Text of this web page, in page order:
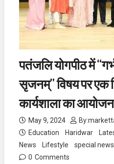
पतंजलि योगपीठ में
सृजनम्” विषय पर एक
कार्यशाला का आयोजन
May 9, 2024 By:
Education
Haridwar
News
Lifestyle special news
0 Comments